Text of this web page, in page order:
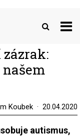
našem
Koubek 20.04.2020
autismus,